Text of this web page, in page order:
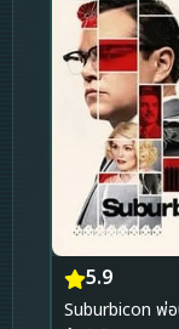
5.9
Suburbicon พ่อบ้านซ่าส์